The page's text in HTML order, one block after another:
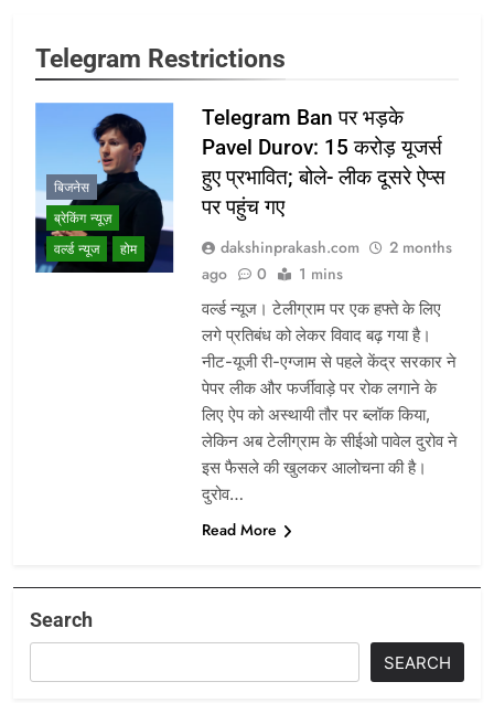
Telegram Restrictions
बिजनेस
ब्रेकिंग न्यूज़
वर्ल्ड न्यूज
होम
Telegram Ban पर भड़के
Pavel Durov: 15 करोड़ यूजर्स
हुए प्रभावित; बोले- लीक दूसरे ऐप्स
पर पहुंच गए
dakshinprakash.com
2 months
ago
0 1 mins
वर्ल्ड न्यूज। टेलीग्राम पर एक हफ्ते के लिए
लगे प्रतिबंध को लेकर विवाद बढ़ गया है।
नीट-यूजी री-एग्जाम से पहले केंद्र सरकार ने
पेपर लीक और फर्जीवाड़े पर रोक लगाने के
लिए ऐप को अस्थायी तौर पर ब्लॉक किया,
लेकिन अब टेलीग्राम के सीईओ पावेल दुरोव ने
इस फैसले की खुलकर आलोचना की है।
दुरोव…
Read More
Search
SEARCH